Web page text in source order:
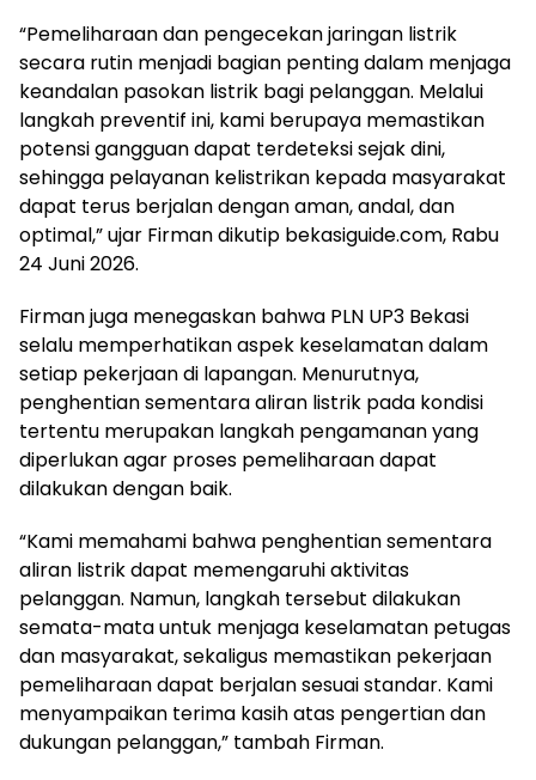
“Pemeliharaan dan pengecekan jaringan listrik
secara rutin menjadi bagian penting dalam menjaga
keandalan pasokan listrik bagi pelanggan. Melalui
langkah preventif ini, kami berupaya memastikan
potensi gangguan dapat terdeteksi sejak dini,
sehingga pelayanan kelistrikan kepada masyarakat
dapat terus berjalan dengan aman, andal, dan
optimal,” ujar Firman dikutip bekasiguide.com, Rabu
24 Juni 2026.
Firman juga menegaskan bahwa PLN UP3 Bekasi
selalu memperhatikan aspek keselamatan dalam
setiap pekerjaan di lapangan. Menurutnya,
penghentian sementara aliran listrik pada kondisi
tertentu merupakan langkah pengamanan yang
diperlukan agar proses pemeliharaan dapat
dilakukan dengan baik.
“Kami memahami bahwa penghentian sementara
aliran listrik dapat memengaruhi aktivitas
pelanggan. Namun, langkah tersebut dilakukan
semata-mata untuk menjaga keselamatan petugas
dan masyarakat, sekaligus memastikan pekerjaan
pemeliharaan dapat berjalan sesuai standar. Kami
menyampaikan terima kasih atas pengertian dan
dukungan pelanggan,” tambah Firman.